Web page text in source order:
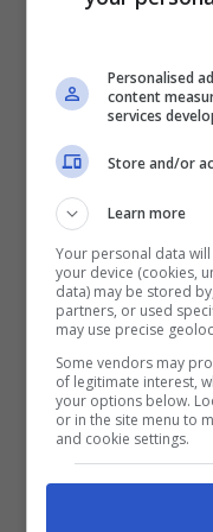
statunitensi.
toccare le
terzine degli
geniale
letteralmente
discografico
destini del
diventare una
movimento gay.
È inutile
Personalised
content
services
Store and/or
Learn more
Your personal data
your device (cookies,
data) may be stored
partners, or used
may use precise
Some vendors may
of legitimate interest,
your options below.
or in the site menu to
and cookie settings.